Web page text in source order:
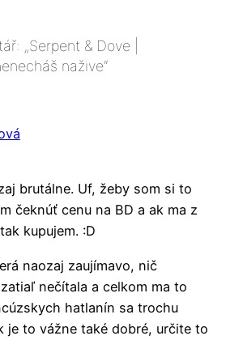
„Serpent & Dove |
nažive“
brutálne. Uf, žeby som si to
čeknúť cenu na BD a ak ma z
kupujem. :D
naozaj zaujímavo, nič
nečítala a celkom ma to
hatlanín sa trochu
je to vážne také dobré, určite to